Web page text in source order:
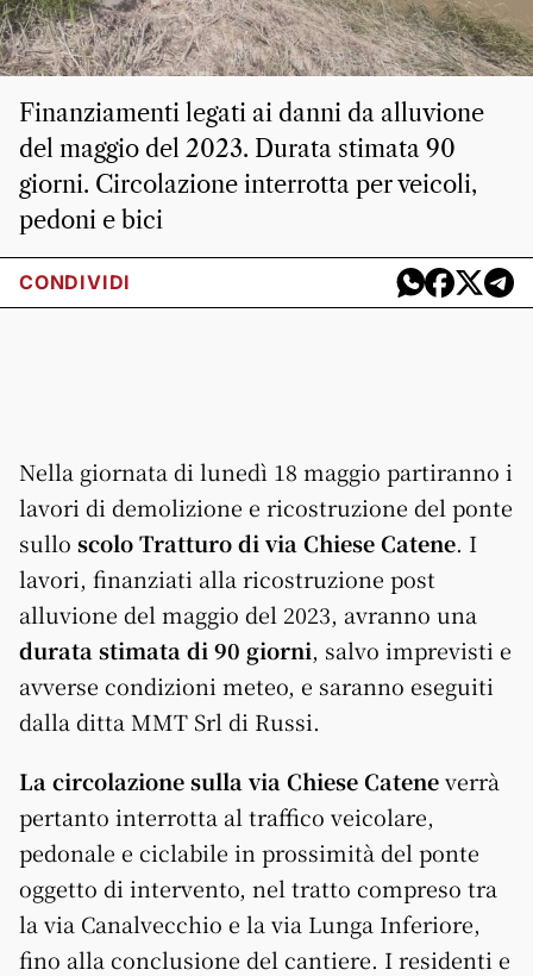
Finanziamenti legati ai danni da alluvione
del maggio del 2023. Durata stimata 90
giorni. Circolazione interrotta per veicoli,
pedoni e bici
CONDIVIDI
Nella giornata di lunedì 18 maggio partiranno i
lavori di demolizione e ricostruzione del ponte
sullo scolo Tratturo di via Chiese Catene. I
lavori, finanziati alla ricostruzione post
alluvione del maggio del 2023, avranno una
durata stimata di 90 giorni, salvo imprevisti e
avverse condizioni meteo, e saranno eseguiti
dalla ditta MMT Srl di Russi.
La circolazione sulla via Chiese Cateneverrà
pertanto interrotta al traffico veicolare,
pedonale e ciclabile in prossimità del ponte
oggetto di intervento, nel tratto compreso tra
la via Canalvecchio e la via Lunga Inferiore,
fino alla conclusione del cantiere. I residenti e